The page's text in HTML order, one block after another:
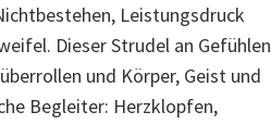
Leistungsdruck
Dieser Strudel an Gefühlen
und Körper, Geist und
Begleiter: Herzklopfen,